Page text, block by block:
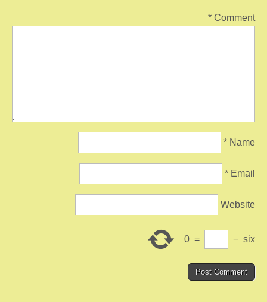
Comment
*
Name
*
Email
*
Website
six
−
=
0